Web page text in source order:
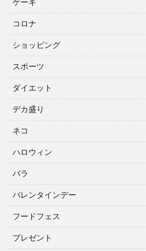
ケーキ
コロナ
ショッピング
スポーツ
ダイエット
デカ盛り
ネコ
ハロウィン
バラ
バレンタインデー
フードフェス
プレゼント